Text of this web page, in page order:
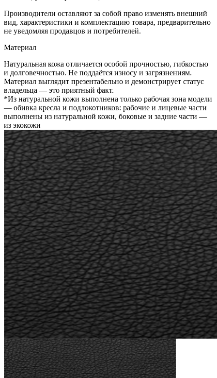
Производители оставляют за собой право изменять внешний
вид, характеристики и комплектацию товара, предварительно
не уведомляя продавцов и потребителей.
Материал
Натуральная кожа отличается особой прочностью, гибкостью
и долговечностью. Не поддаётся износу и загрязнениям.
Материал выглядит презентабельно и демонстрирует статус
владельца — это приятный факт.
*Из натуральной кожи выполнена только рабочая зона модели
— обивка кресла и подлокотников: рабочие и лицевые части
выполнены из натуральной кожи, боковые и задние части —
из экокожи